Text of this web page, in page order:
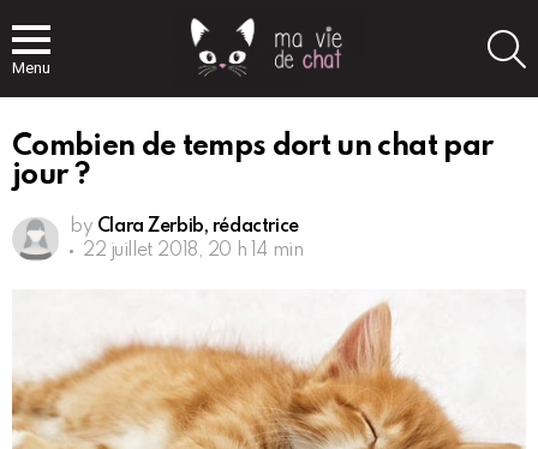
Menu
Combien de temps dort un chat par
jour ?
by Clara Zerbib, rédactrice
22 juillet 2018, 20 h 14 min